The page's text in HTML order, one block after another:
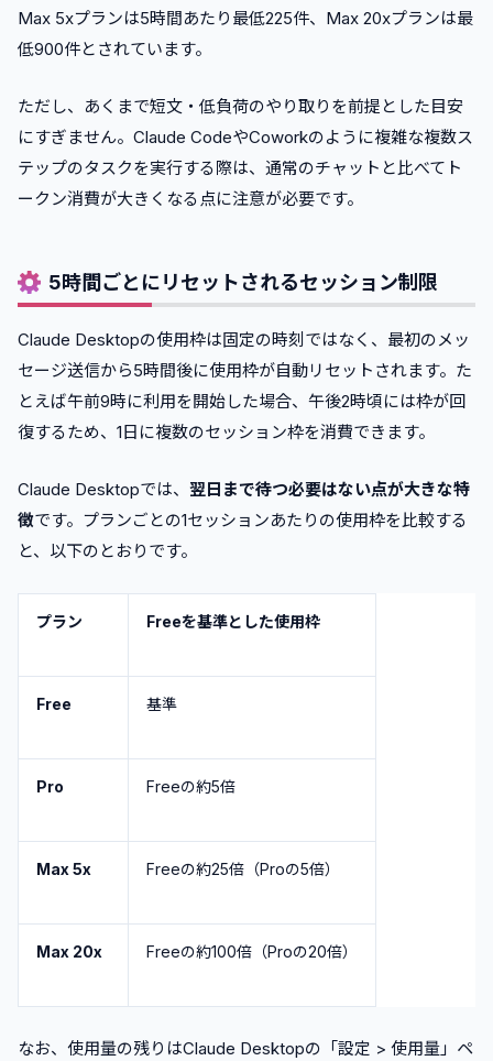
Max 5xプランは5時間あたり最低225件、Max 20xプランは最
低900件とされています。
ただし、あくまで短文・低負荷のやり取りを前提とした目安
にすぎません。Claude CodeやCoworkのように複雑な複数ス
テップのタスクを実行する際は、通常のチャットと比べてト
ークン消費が大きくなる点に注意が必要です。
5時間ごとにリセットされるセッション制限
Claude Desktopの使用枠は固定の時刻ではなく、最初のメッ
セージ送信から5時間後に使用枠が自動リセットされます。た
とえば午前9時に利用を開始した場合、午後2時頃には枠が回
復するため、1日に複数のセッション枠を消費できます。
Claude Desktopでは、 翌日まで待つ必要はない点が大きな特
徴です。プランごとの1セッションあたりの使用枠を比較する
と、以下のとおりです。
プラン Freeを基準とした使用枠
Free 基準
Pro Freeの約5倍
Max 5x Freeの約25倍（Proの5倍）
Max 20x Freeの約100倍（Proの20倍）
なお、使用量の残りはClaude Desktopの「設定 > 使用量」ペ